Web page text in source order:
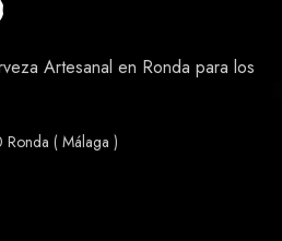
Artesanal en Ronda para los
( Málaga )